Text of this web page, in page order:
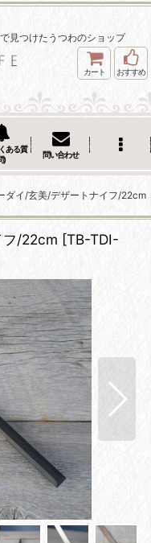
見つけたうつわのショップ
カート おすすめ
ある質
)
問い合わせ
ダイ/玄美/デザートナイフ/22cm
フ/22cm [TB-TDI-